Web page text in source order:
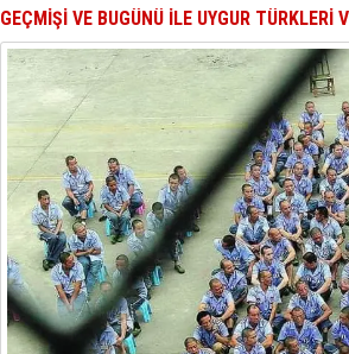
İŞGALCİ ÇİN,DOĞU
GEÇMİŞİ VE BUGÜNÜ İLE UYGUR TÜRKLERİ